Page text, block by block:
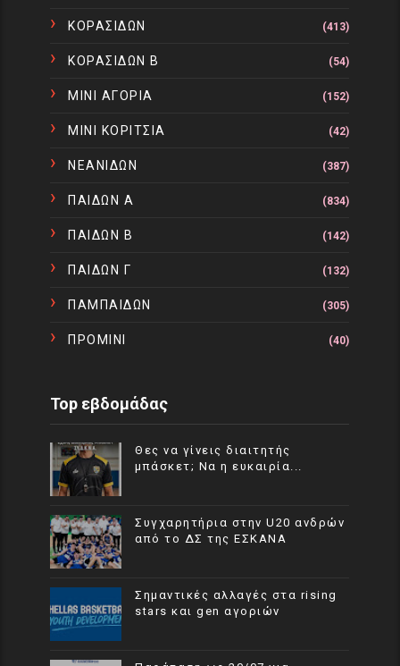
ΚΟΡΑΣΙΔΩΝ (413)
ΚΟΡΑΣΙΔΩΝ Β (54)
ΜΙΝΙ ΑΓΟΡΙΑ (152)
ΜΙΝΙ ΚΟΡΙΤΣΙΑ (42)
ΝΕΑΝΙΔΩΝ (387)
ΠΑΙΔΩΝ Α (834)
ΠΑΙΔΩΝ Β (142)
ΠΑΙΔΩΝ Γ (132)
ΠΑΜΠΑΙΔΩΝ (305)
ΠΡΟΜΙΝΙ (40)
Top εβδομάδας
Θες να γίνεις διαιτητής
μπάσκετ; Να η ευκαιρία...
Συγχαρητήρια στην U20 ανδρών
από το ΔΣ της ΕΣΚΑΝΑ
Σημαντικές αλλαγές στα rising
stars και gen αγοριών